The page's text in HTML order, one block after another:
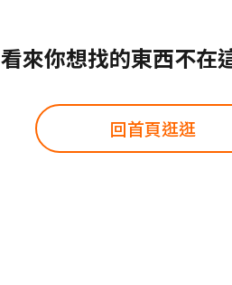
看來你想找的東西不在
回首頁逛逛